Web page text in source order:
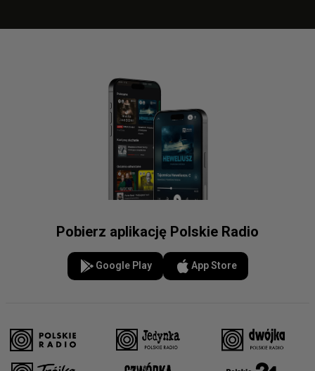
Pobierz aplikację Polskie Radio
Google Play App Store